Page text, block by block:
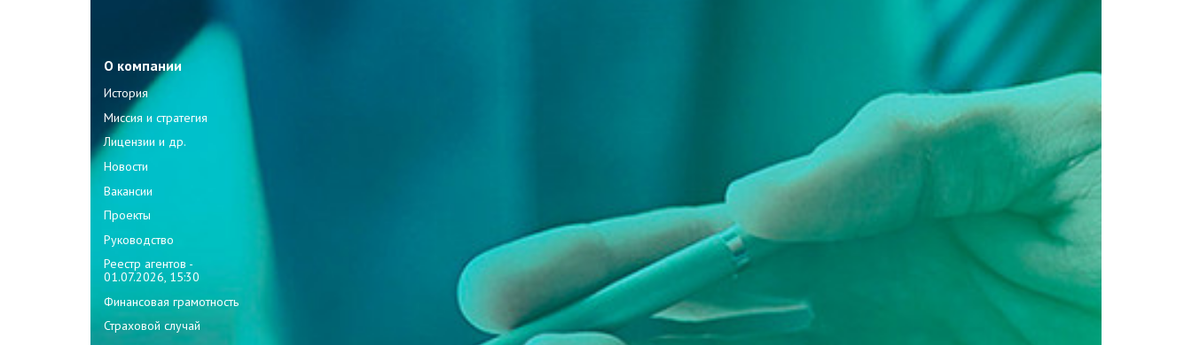
О компании
История
Миссия и стратегия
Лицензии и др.
Новости
Вакансии
Проекты
Руководство
Реестр агентов -
01.07.2026, 15:30
Финансовая грамотность
Страховой случай